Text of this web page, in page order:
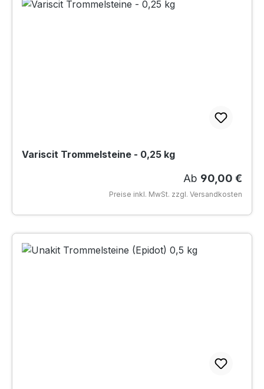
Variscit Trommelsteine - 0,25 kg
Regulärer
Ab 90,00 €
Preise inkl. MwSt. zzgl. Versandkosten